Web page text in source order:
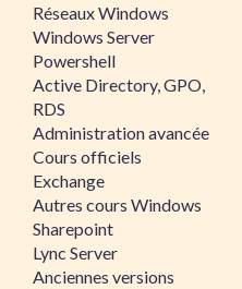
Réseaux Windows
Windows Server
Powershell
Active Directory, GPO,
RDS
Administration avancée
Cours officiels
Exchange
Autres cours Windows
Sharepoint
Lync Server
Anciennes versions